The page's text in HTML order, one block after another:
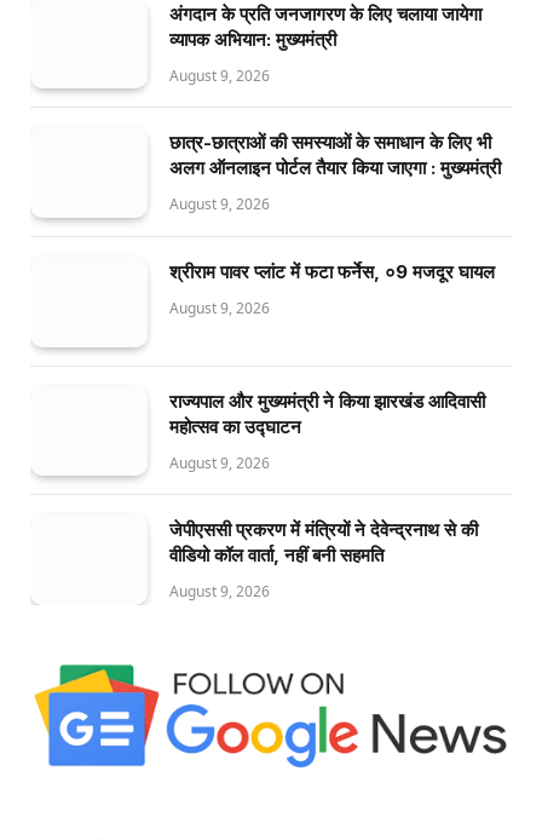
अंगदान के प्रति जनजागरण के लिए चलाया जायेगा
व्यापक अभियान: मुख्यमंत्री
August 9, 2026
छात्र-छात्राओं की समस्याओं के समाधान के लिए भी
अलग ऑनलाइन पोर्टल तैयार किया जाएगा : मुख्यमंत्री
August 9, 2026
श्रीराम पावर प्लांट में फटा फर्नेस, ०9 मजदूर घायल
August 9, 2026
राज्यपाल और मुख्यमंत्री ने किया झारखंड आदिवासी
महोत्सव का उद्घाटन
August 9, 2026
जेपीएससी प्रकरण में मंत्रियों ने देवेन्द्रनाथ से की
वीडियो कॉल वार्ता, नहीं बनी सहमति
August 9, 2026